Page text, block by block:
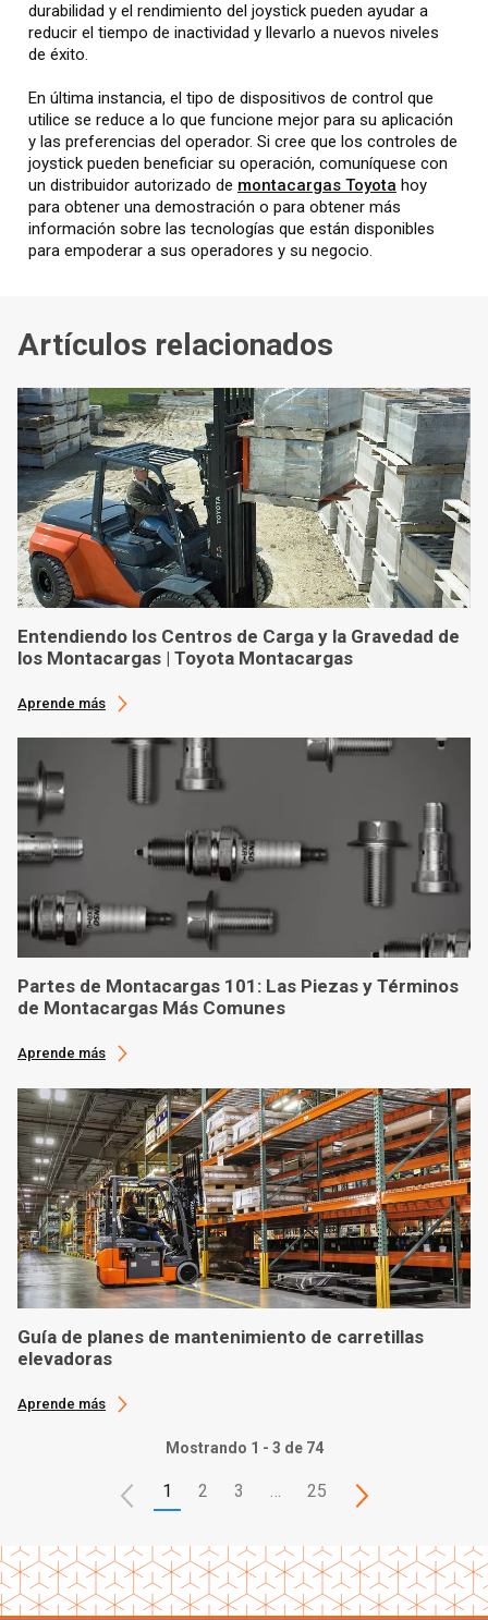
durabilidad y el rendimiento del joystick pueden ayudar a
reducir el tiempo de inactividad y llevarlo a nuevos niveles
de éxito.
En última instancia, el tipo de dispositivos de control que
utilice se reduce a lo que funcione mejor para su aplicación
y las preferencias del operador. Si cree que los controles de
joystick pueden beneficiar su operación, comuníquese con
un distribuidor autorizado de montacargas Toyota hoy
para obtener una demostración o para obtener más
información sobre las tecnologías que están disponibles
para empoderar a sus operadores y su negocio.
Artículos relacionados
Entendiendo los Centros de Carga y la Gravedad de
los Montacargas | Toyota Montacargas
Aprende más
Partes de Montacargas 101: Las Piezas y Términos
de Montacargas Más Comunes
Aprende más
Guía de planes de mantenimiento de carretillas
elevadoras
Aprende más
Mostrando 1 - 3 de 74
1 2 3 25